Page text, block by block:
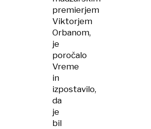
premierjem
Viktorjem
Orbanom,
je
poročalo
Vreme
in
izpostavilo,
da
je
bil